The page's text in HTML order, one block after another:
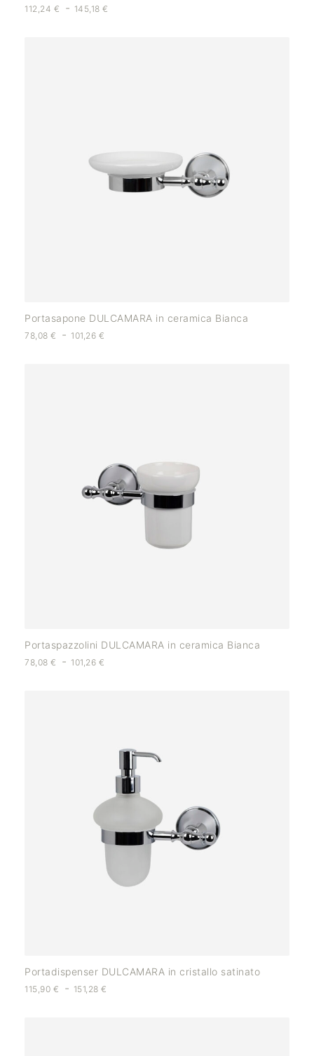
112,24 € - 145,18€
Portasapone DULCAMARA in ceramica Bianca
78,08 € - 101,26 €
Portaspazzolini DULCAMARA in ceramica Bianca
78,08 € - 101,26 €
Portadispenser DULCAMARA in cristallo satinato
115,90 € - 151,28€